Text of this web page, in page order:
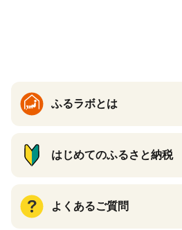
ふるラボとは
はじめてのふるさと納税
よくあるご質問